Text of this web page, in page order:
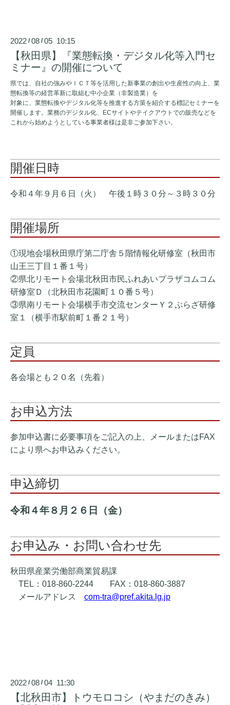
2022 /08 /05 10:15
【秋田県】『業態転換・デジタル化等入門セ
ミナー』の開催について
県では、自社の強みやＩＣＴ等を活用した新事業の創出や生産性の向上、業
態転換等の経営革新に取組む中小企業（非製造業）を
対象に、業態転換やデジタル化等を推進する方策を紹介する標記セミナーを
開催します。業務のデジタル化、ECサイトやテイクアウトでの販売などを
これから始めようとしている事業者様は是非ご参加下さい。
開催日時
令和４年９月６日（火） 午後１時３０分～３時３０分
開催場所
①現地会場秋田県庁第二庁舎５階情報化研修室（秋田市
山王三丁目１番１号）
②県北リモート会場北秋田市民ふれあいプラザコムコム
研修室Ｄ（北秋田市花園町１０番５号）
③県南リモート会場横手市交流センターＹ２ぷらざ研修
室１（横手市駅前町１番２１号）
定員
各会場とも２０名（先着）
お申込方法
参加申込書に必要事項をご記入の上、メールまたはFAX
により県へお申込みください。
申込締切
令和４年８月２６日（金）
お申込み・お問い合わせ先
秋田県産業労働部商業貿易課
TEL：018-860-2244 FAX：018-860-3887
メールアドレス com-tra@pref.akita.lg.jp
2022 /08 /04 11:30
【北秋田市】トウモロコシ（やまだのきみ）